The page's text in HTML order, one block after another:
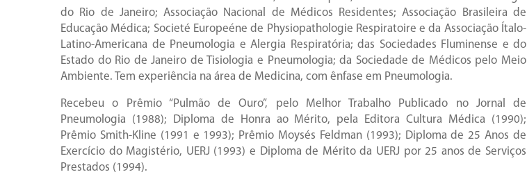
do Rio de Janeiro; Associação Nacional de Médicos Residentes; Associação Brasileira de
Educação Médica; Societé Europeéne de Physiopathologie Respiratoire e da Associação Ítalo-
Latino-Americana de Pneumologia e Alergia Respiratória; das Sociedades Fluminense e do
Estado do Rio de Janeiro de Tisiologia e Pneumologia; da Sociedade de Médicos pelo Meio
Ambiente. Tem experiência na área de Medicina, com ênfase em Pneumologia.
Recebeu o Prêmio “Pulmão de Ouro”, pelo Melhor Trabalho Publicado no Jornal de
Pneumologia (1988); Diploma de Honra ao Mérito, pela Editora Cultura Médica (1990);
Prêmio Smith-Kline (1991 e 1993); Prêmio Moysés Feldman (1993); Diploma de 25 Anos de
Exercício do Magistério, UERJ (1993) e Diploma de Mérito da UERJ por 25 anos de Serviços
Prestados (1994).